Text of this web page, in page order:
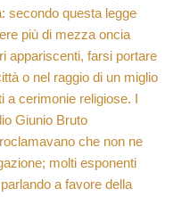
secondo questa legge
più di mezza oncia
appariscenti, farsi portare
o nel raggio di un miglio
a cerimonie religiose. I
Giunio Bruto
che non ne
molti esponenti
a favore della